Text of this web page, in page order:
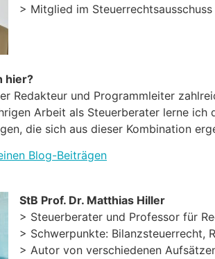
> Mitglied im
hier?
Redakteur und Programmleiter
Arbeit als Steuerberater lerne
die sich aus dieser Kombination
Blog-Beiträgen
StB Prof. Dr. Matthias Hiller
> Steuerberater und Professor für
> Schwerpunkte: Bilanzsteuerrecht,
> Autor von verschiedenen